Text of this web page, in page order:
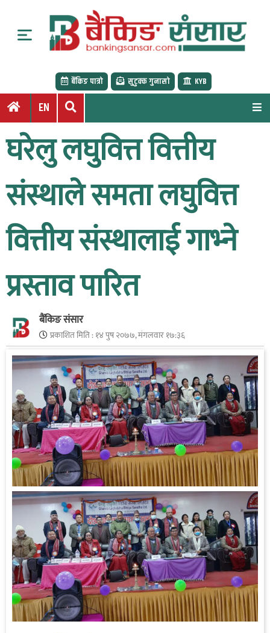
o
बैंकिङ पात्रो सुटुक्क गुनासो KYB
EN
घरेलु लघुवित्त वित्तीय
संस्थाले समता लघुवित्त
वित्तीय संस्थालाई गाभ्ने
प्रस्ताव पारित
बैंकिङ संसार
प्रकाशित मिति :१४ पुष २०७७, मंगलवार १७:३६